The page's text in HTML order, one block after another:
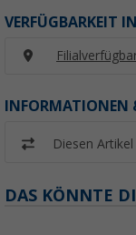
VERFÜGBARKEIT
Diesen
DAS KÖNNTE